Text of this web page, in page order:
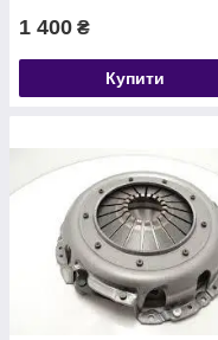
1 400 ₴
Купити